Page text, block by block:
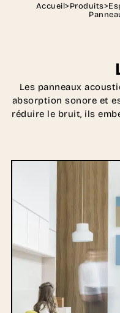
Accueil>Produits>
Les panneaux
absorption sonore et
réduire le bruit, ils